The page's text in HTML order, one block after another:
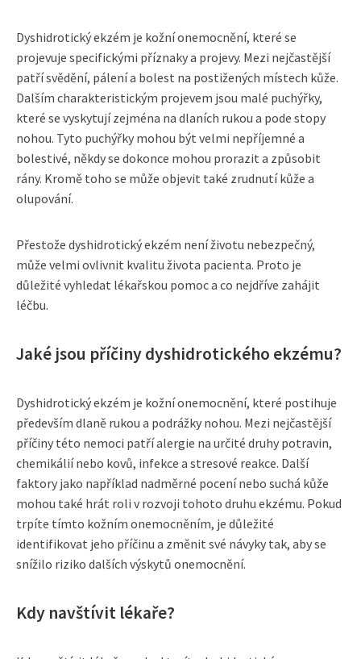
Dyshidrotický ekzém je kožní onemocnění, které se
projevuje specifickými příznaky a projevy. Mezi nejčastější
patří svědění, pálení a bolest na postižených místech kůže.
Dalším charakteristickým projevem jsou malé puchýřky,
které se vyskytují zejména na dlaních rukou a pode stopy
nohou. Tyto puchýřky mohou být velmi nepříjemné a
bolestivé, někdy se dokonce mohou prorazit a způsobit
rány. Kromě toho se může objevit také zrudnutí kůže a
olupování.
Přestože dyshidrotický ekzém není životu nebezpečný,
může velmi ovlivnit kvalitu života pacienta. Proto je
důležité vyhledat lékařskou pomoc a co nejdříve zahájit
léčbu.
Jaké jsou příčiny dyshidrotického ekzému?
Dyshidrotický ekzém je kožní onemocnění, které postihuje
především dlaně rukou a podrážky nohou. Mezi nejčastější
příčiny této nemoci patří alergie na určité druhy potravin,
chemikálií nebo kovů, infekce a stresové reakce. Další
faktory jako například nadměrné pocení nebo suchá kůže
mohou také hrát roli v rozvoji tohoto druhu ekzému. Pokud
trpíte tímto kožním onemocněním, je důležité
identifikovat jeho příčinu a změnit své návyky tak, aby se
snížilo riziko dalších výskytů onemocnění.
Kdy navštívit lékaře?